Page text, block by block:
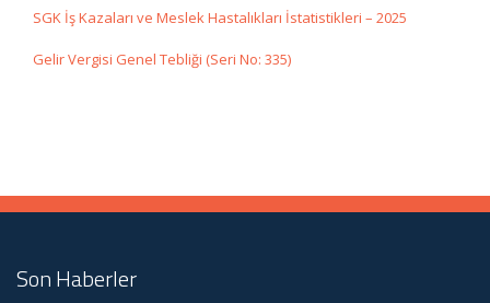
SGK İş Kazaları ve Meslek Hastalıkları İstatistikleri – 2025
Gelir Vergisi Genel Tebliği (Seri No: 335)
Son Haberler